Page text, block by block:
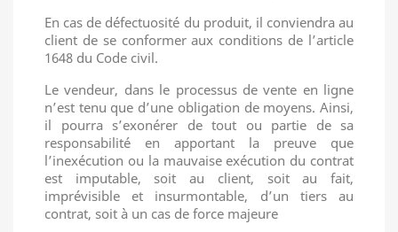
En cas de défectuosité du produit, il conviendra au
client de se conformer aux conditions de l’article
1648 du Code civil.
Le vendeur, dans le processus de vente en ligne
n’est tenu que d’une obligation de moyens. Ainsi,
il pourra s’exonérer de tout ou partie de sa
responsabilité en apportant la preuve que
l’inexécution ou la mauvaise exécution du contrat
est imputable, soit au client, soit au fait,
imprévisible et insurmontable, d’un tiers au
contrat, soit à un cas de force majeure